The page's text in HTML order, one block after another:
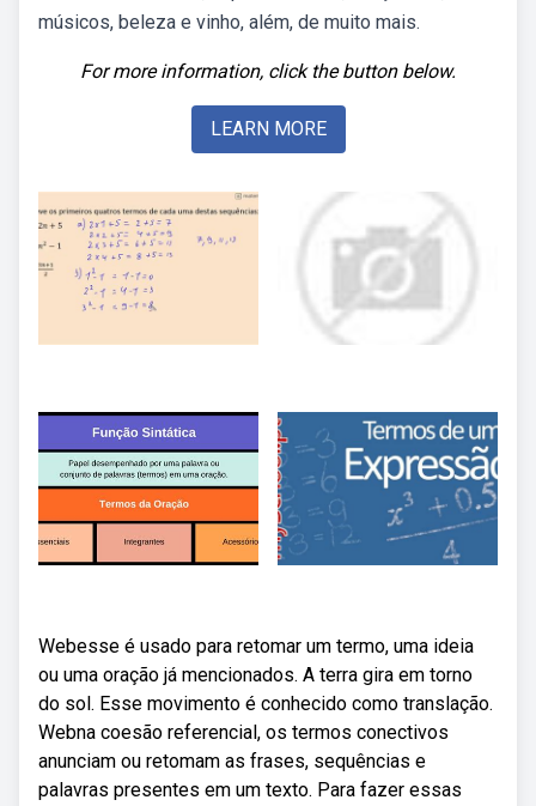
músicos, beleza e vinho, além, de muito mais.
For more information, click the button below.
LEARN MORE
Webesse é usado para retomar um termo, uma ideia
ou uma oração já mencionados. A terra gira em torno
do sol. Esse movimento é conhecido como translação.
Webna coesão referencial, os termos conectivos
anunciam ou retomam as frases, sequências e
palavras presentes em um texto. Para fazer essas